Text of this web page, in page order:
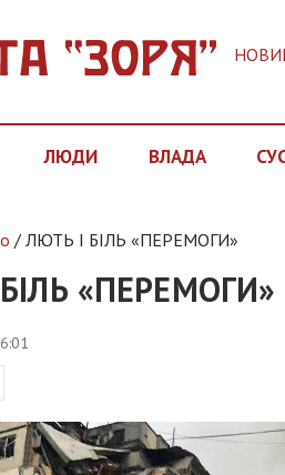
ЛЮДИ ВЛАДА
/ ЛЮТЬ І БІЛЬ «ПЕРЕМОГИ»
«ПЕРЕМОГИ»